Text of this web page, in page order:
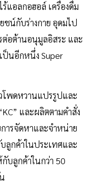
ร้แอลกอฮอล์ เครื่องดื่ม
ชน์กับร่างกาย อุดมไป
ต่อต้านอนุมูลอิสระ และ
ป็นอีกหนึ่ง Super
โพดหวานแปรรูปและ
และผลิตตามคำสั่ง
ารจัดหาและจำหน่าย
ลูกค้าในประเทศและ
บลูกค้าในกว่า 50